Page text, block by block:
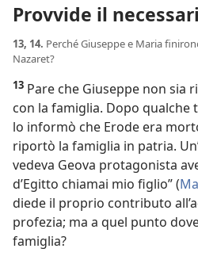
Provvide il
13, 14. Perché Giuseppe e Maria
Nazaret?
13 Pare che Giuseppe non sia
con la famiglia. Dopo qualche
lo informò che Erode era
riportò la famiglia in patria.
vedeva Geova protagonista
d’Egitto chiamai mio figlio” (
diede il proprio contributo
profezia; ma a quel punto
famiglia?